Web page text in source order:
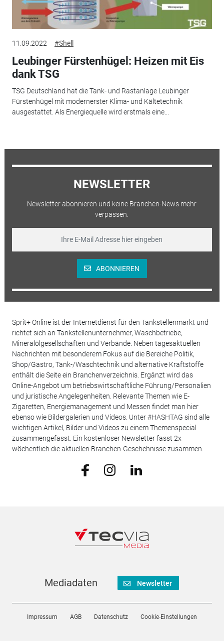
11.09.2022 #Shell
Leubinger Fürstenhügel: Heizen mit Eis
dank TSG
TSG Deutschland hat die Tank- und Rastanlage Leubinger
Fürstenhügel mit modernerster Klima- und Kältetechnik
ausgestattet. Als Energiequelle wird erstmals eine...
NEWSLETTER
Newsletter abonnieren und keine Branchen-News mehr
verpassen.
ABONNIEREN
Sprit+ Online ist der Internetdienst für den Tankstellenmarkt und
richtet sich an Tankstellenunternehmer, Waschbetriebe,
Mineralölgesellschaften und Verbände. Neben tagesaktuellen
Nachrichten mit besonderem Fokus auf die Bereiche Politik,
Shop/Gastro, Tank-/Waschtechnik und alternative Kraftstoffe
enthält die Seite ein Branchenverzeichnis. Ergänzt wird das
Online-Angebot um betriebswirtschaftliche Führung/Personalien
und juristische Angelegenheiten. Relevante Themen wie E-
Zigaretten, Energiemanagement und Messen findet man hier
ebenso wie Bildergalerien und Videos. Unter #HASHTAG sind alle
wichtigen Artikel, Bilder und Videos zu einem Themenspecial
zusammengefasst. Ein kostenloser Newsletter fasst 2x
wöchentlich die aktuellen Branchen-Geschehnisse zusammen.
Mediadaten Newsletter
Impressum AGB Datenschutz Cookie-Einstellungen